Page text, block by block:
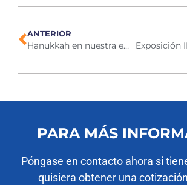
ANTERIOR
Hanukkah en nuestra empresa
PARA MÁS
Póngase en contacto ahora si
quisiera obtener una